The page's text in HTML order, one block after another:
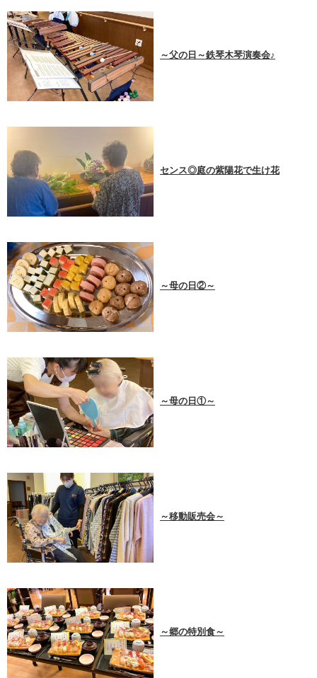
～父の日～鉄琴木琴演奏会♪
センス◎庭の紫陽花で生け花
～母の日②～
～母の日①～
～移動販売会～
～郷の特別食～